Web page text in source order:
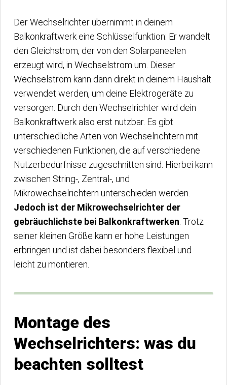
Der Wechselrichter übernimmt in deinem
Balkonkraftwerk eine Schlüsselfunktion: Er wandelt
den Gleichstrom, der von den Solarpaneelen
erzeugt wird, in Wechselstrom um. Dieser
Wechselstrom kann dann direkt in deinem Haushalt
verwendet werden, um deine Elektrogeräte zu
versorgen. Durch den Wechselrichter wird dein
Balkonkraftwerk also erst nutzbar. Es gibt
unterschiedliche Arten von Wechselrichtern mit
verschiedenen Funktionen, die auf verschiedene
Nutzerbedürfnisse zugeschnitten sind. Hierbei kann
zwischen String-, Zentral-, und
Mikrowechselrichtern unterschieden werden.
Jedoch ist der Mikrowechselrichter der
gebräuchlichste bei Balkonkraftwerken . Trotz
seiner kleinen Größe kann er hohe Leistungen
erbringen und ist dabei besonders flexibel und
leicht zu montieren.
Montage des
Wechselrichters: was du
beachten solltest